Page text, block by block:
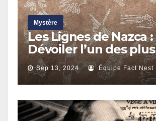
Mystère
Les Lignes de Nazca :
Dévoiler l’un des plus
grands mystères du
Sep 13, 2024 Équipe Fact Nest